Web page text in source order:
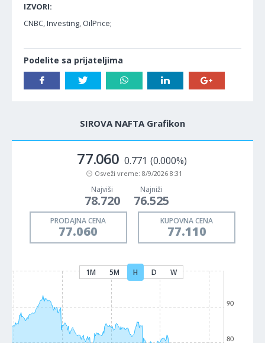
IZVORI:
CNBC, Investing, OilPrice;
Podelite sa prijateljima
SIROVA NAFTA Grafikon
77.060 0.771 (0.000%)
Osveži vreme: 8/9/2026 8:31
Najviši
78.720
Najniži
76.525
PRODAJNA CENA
77.060
KUPOVNA CENA
77.110
1M 5M H D W
80
90